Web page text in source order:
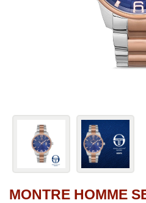
MONTRE HOMME